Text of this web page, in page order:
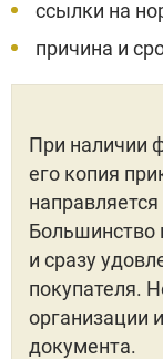
ссылки на
причина и
При наличии
его копия
Большинство
и сразу
покупателя.
организации
документа.